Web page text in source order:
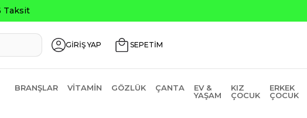
GİRİŞ YAP SEPETİM
BRANŞLAR VITAMIN GÖZLÜK ÇANTA
EV &
YAŞAM
KIZ
ÇOCUK
ERKEK
ÇOCUK